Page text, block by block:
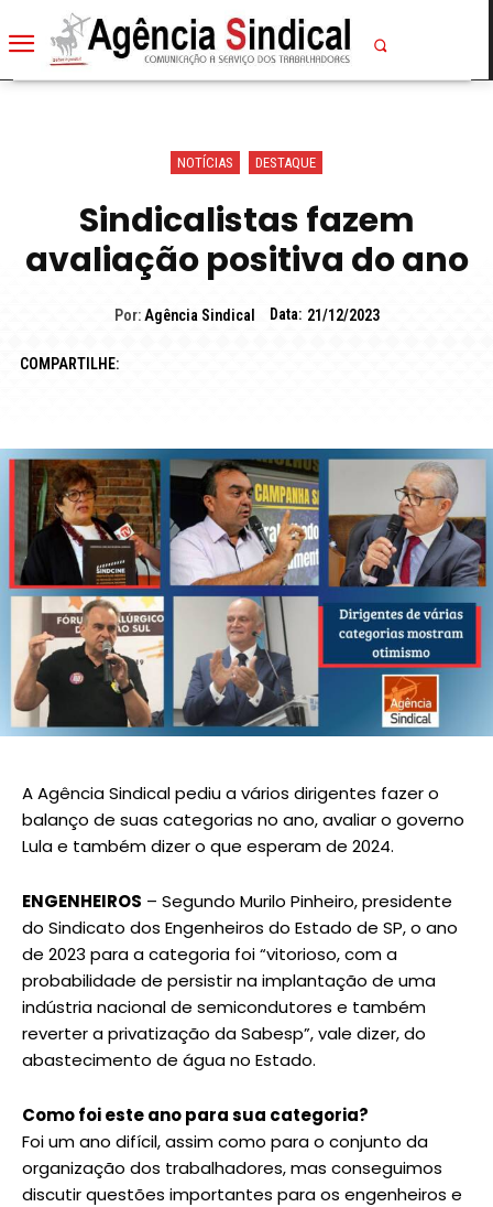
NOTÍCIAS DESTAQUE
Sindicalistas fazem
avaliação positiva do ano
Por: Agência Sindical Data: 21/12/2023
COMPARTILHE:
A Agência Sindical pediu a vários dirigentes fazer o
balanço de suas categorias no ano, avaliar o governo
Lula e também dizer o que esperam de 2024.
ENGENHEIROS – Segundo Murilo Pinheiro, presidente
do Sindicato dos Engenheiros do Estado de SP, o ano
de 2023 para a categoria foi “vitorioso, com a
probabilidade de persistir na implantação de uma
indústria nacional de semicondutores e também
reverter a privatização da Sabesp”, vale dizer, do
abastecimento de água no Estado.
Como foi este ano para sua categoria?
Foi um ano difícil, assim como para o conjunto da
organização dos trabalhadores, mas conseguimos
discutir questões importantes para os engenheiros e